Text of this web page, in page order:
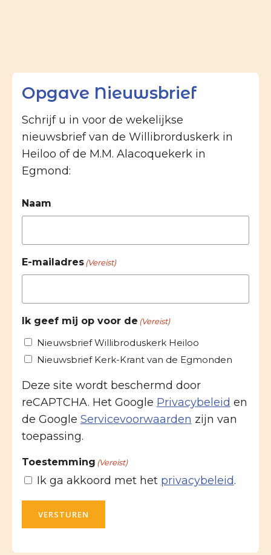
Opgave Nieuwsbrief
Schrijf u in voor de wekelijkse
nieuwsbrief van de Willibrorduskerk in
Heiloo of de M.M. Alacoquekerk in
Egmond:
Naam
E-mailadres (Vereist)
Ik geef mij op voor de (Vereist)
Nieuwsbrief Willibroduskerk Heiloo
Nieuwsbrief Kerk-Krant van de Egmonden
Deze site wordt beschermd door
reCAPTCHA. Het Google Privacybeleid en
de Google Servicevoorwaarden zijn van
toepassing.
Toestemming (Vereist)
Ik ga akkoord met het privacybeleid.
VERSTUREN